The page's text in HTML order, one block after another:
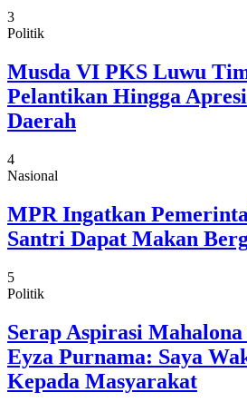
3
Politik
Musda VI PKS Luwu
Pelantikan Hingga
Daerah
4
Nasional
MPR Ingatkan
Santri Dapat Makan
5
Politik
Serap Aspirasi
Eyza Purnama: Saya
Kepada Masyarakat